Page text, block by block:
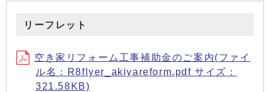
リーフレット
空き家リフォーム工事補助金のご案内(ファイ
ル名：R8flyer_akiyareform.pdf サイズ：
321.58KB)